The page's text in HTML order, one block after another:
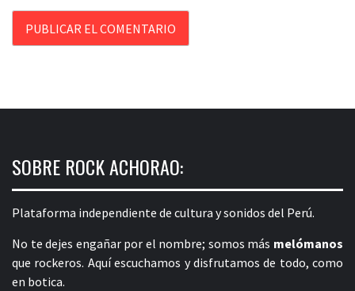
SOBRE ROCK ACHORAO:
Plataforma independiente de cultura y sonidos del Perú.
No te dejes engañar por el nombre; somos más melómanos
que rockeros. Aquí escuchamos y disfrutamos de todo, como
en botica.